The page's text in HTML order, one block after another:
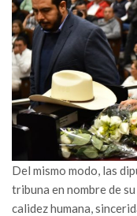
Del mismo modo, las
tribuna en nombre de
calidez humana,